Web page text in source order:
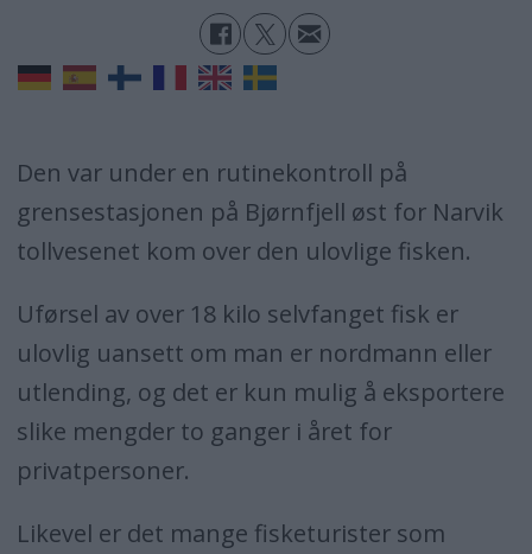
Den var under en rutinekontroll på
grensestasjonen på Bjørnfjell øst for Narvik
tollvesenet kom over den ulovlige fisken.
Uførsel av over 18 kilo selvfanget fisk er
ulovlig uansett om man er nordmann eller
utlending, og det er kun mulig å eksportere
slike mengder to ganger i året for
privatpersoner.
Likevel er det mange fisketurister som